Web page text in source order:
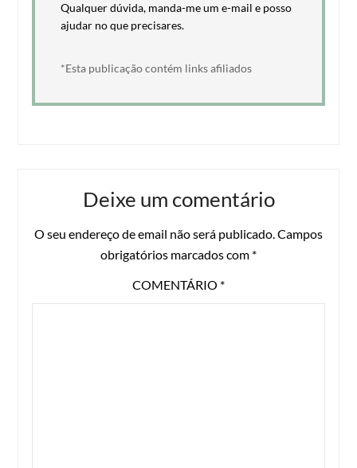
Qualquer dúvida, manda-me um e-mail e posso
ajudar no que precisares.
*Esta publicação contém links afiliados
Deixe um comentário
O seu endereço de email não será publicado.Campos
obrigatórios marcados com *
COMENTÁRIO *